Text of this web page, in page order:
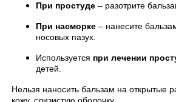
При простуде – разотрите
При насморке – нанесите
носовых пазух.
Используется при лечении
детей.
Нельзя наносить бальзам на открытые